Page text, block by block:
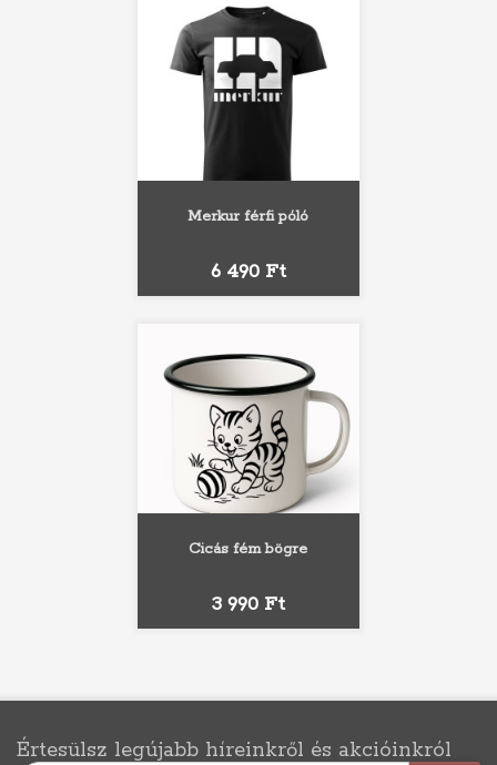
Merkur férfi póló
Ár
6 490 Ft
Cicás fém bögre
Ár
3 990 Ft
Értesülsz legújabb híreinkről és akcióinkról